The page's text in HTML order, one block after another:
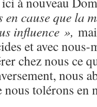
en cause que la
influence »,
et avec nous-
chez nous ce
nous
nous tolérons en